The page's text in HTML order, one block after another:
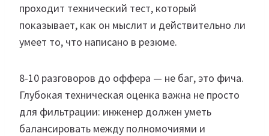
проходит технический тест, который
показывает, как он мыслит и действительно ли
умеет то, что написано в резюме.
8-10 разговоров до оффера — не баг, это фича.
Глубокая техническая оценка важна не просто
для фильтрации: инженер должен уметь
балансировать между полномочиями и